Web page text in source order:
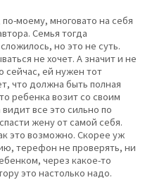
моему, многовато на себя
Семья тогда
но это не суть.
не хочет. А значит и не
сейчас, ей нужен тот
что должна быть полная
ребенка возит со своим
все это сильно по
жену от самой себя.
это возможно. Скорее уж
терефон не проверять, ни
через какое-то
это настолько надо.